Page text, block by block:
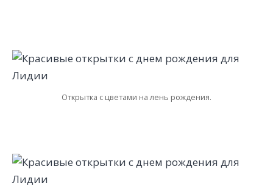
Открытка с цветами на лень рождения.